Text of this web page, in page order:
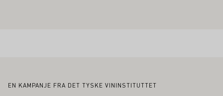
Bunntekst
EN KAMPANJE FRA DET TYSKE VININSTITUTTET